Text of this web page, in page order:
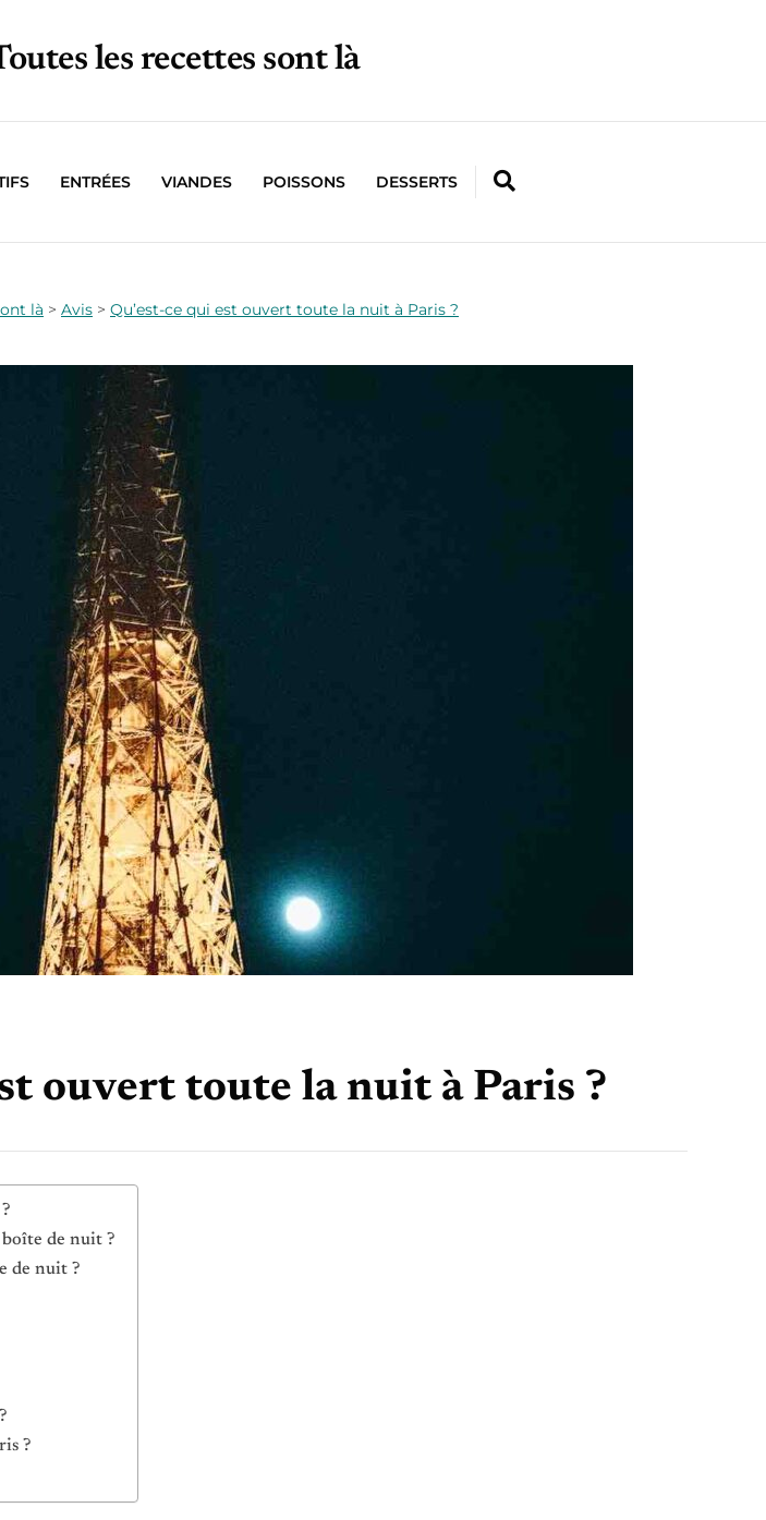
les recettes sont là
ENTRÉES VIANDES POISSONS DESSERTS
là > Avis > Qu’est-ce qui est ouvert toute la nuit à Paris ?
ouvert toute la nuit à Paris ?
de nuit ?
de nuit ?
?